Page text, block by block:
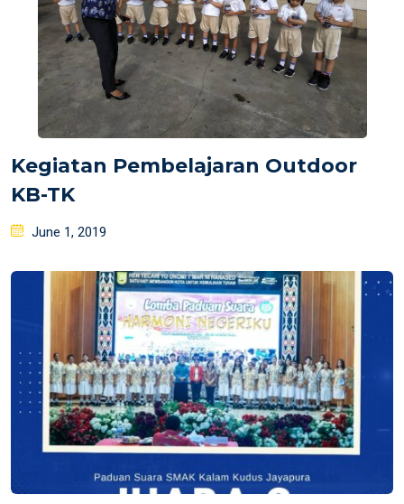
Kegiatan Pembelajaran Outdoor
KB-TK
Posted
June 1, 2019